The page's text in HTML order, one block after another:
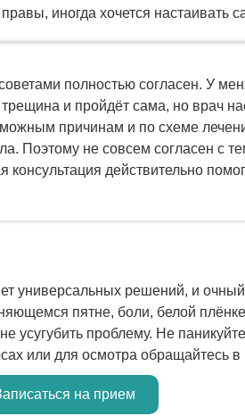
иногда хочется настаивать
полностью согласен. У
и пройдёт сама, но врач
причинам и по схеме
Поэтому не совсем согласен с
действительно
универсальных решений, и
пятне, боли, белой
усугубить проблему. Не
или для осмотра обращайтесь в
на прием